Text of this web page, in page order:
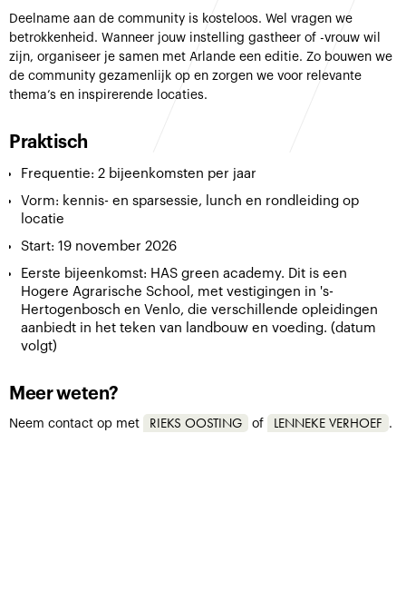
Deelname aan de community is kosteloos. Wel vragen we
betrokkenheid. Wanneer jouw instelling gastheer of -vrouw wil
zijn, organiseer je samen met Arlande een editie. Zo bouwen we
de community gezamenlijk op en zorgen we voor relevante
thema’s en inspirerende locaties.
Praktisch
Frequentie: 2 bijeenkomsten per jaar
Vorm: kennis- en sparsessie, lunch en rondleiding op
locatie
Start: 19 november 2026
Eerste bijeenkomst: HAS green academy. Dit is een
Hogere Agrarische School, met vestigingen in 's-
Hertogenbosch en Venlo, die verschillende opleidingen
aanbiedt in het teken van landbouw en voeding. (datum
volgt)
Meer weten?
Neem contact op met RIEKS OOSTING of LENNEKE VERHOEF .